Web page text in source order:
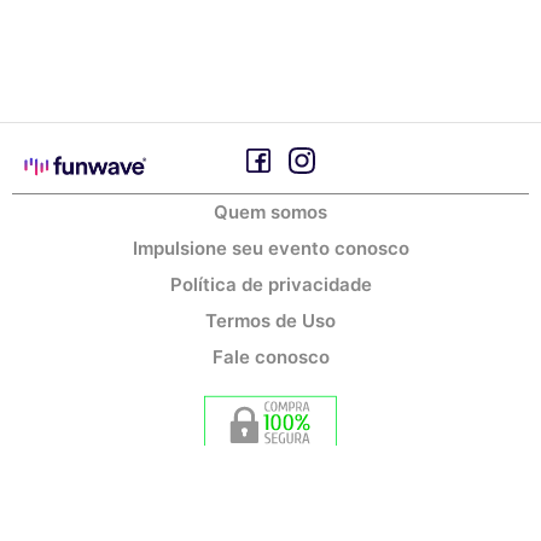
Quem somos
Impulsione seu evento conosco
Política de privacidade
Termos de Uso
Fale conosco